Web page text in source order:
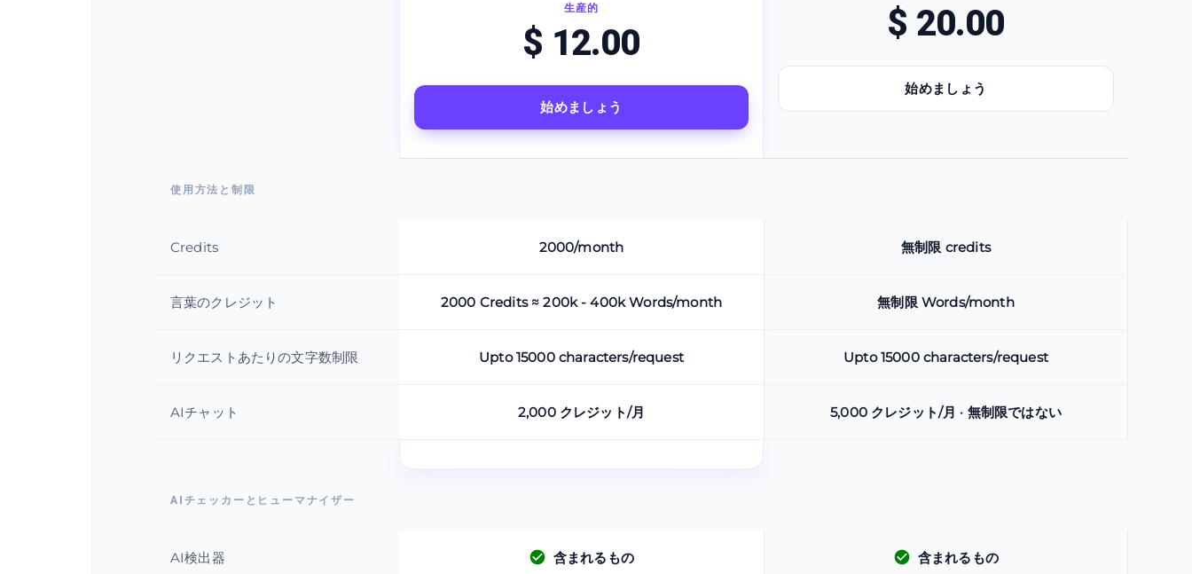
生産的
$ 12.00
始めましょう
$ 20.00
始めましょう
使用方法と制限
Credits 2000/month 無制限 credits
言葉のクレジット 2000 Credits ≈ 200k - 400k Words/month 無制限 Words/month
リクエストあたりの文字数制限 Upto 15000 characters/request Upto 15000 characters/request
AIチャット 2,000 クレジット/月 5,000 クレジット/月 · 無制限ではない
AIチェッカーとヒューマナイザー
AI検出器 含まれるもの 含まれるもの